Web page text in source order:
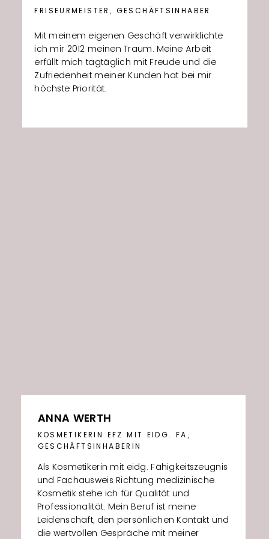
FRISEURMEISTER, GESCHÄFTSINHABER
Mit meinem eigenen Geschäft verwirklichte
ich mir 2012 meinen Traum. Meine Arbeit
erfüllt mich tagtäglich mit Freude und die
Zufriedenheit meiner Kunden hat bei mir
höchste Priorität.
ANNA WERTH
KOSMETIKERIN EFZ MIT EIDG. FA,
GESCHÄFTSINHABERIN
Als Kosmetikerin mit eidg. Fähigkeitszeugnis
und Fachausweis Richtung medizinische
Kosmetik stehe ich für Qualität und
Professionalität. Mein Beruf ist meine
Leidenschaft, den persönlichen Kontakt und
die wertvollen Gespräche mit meiner